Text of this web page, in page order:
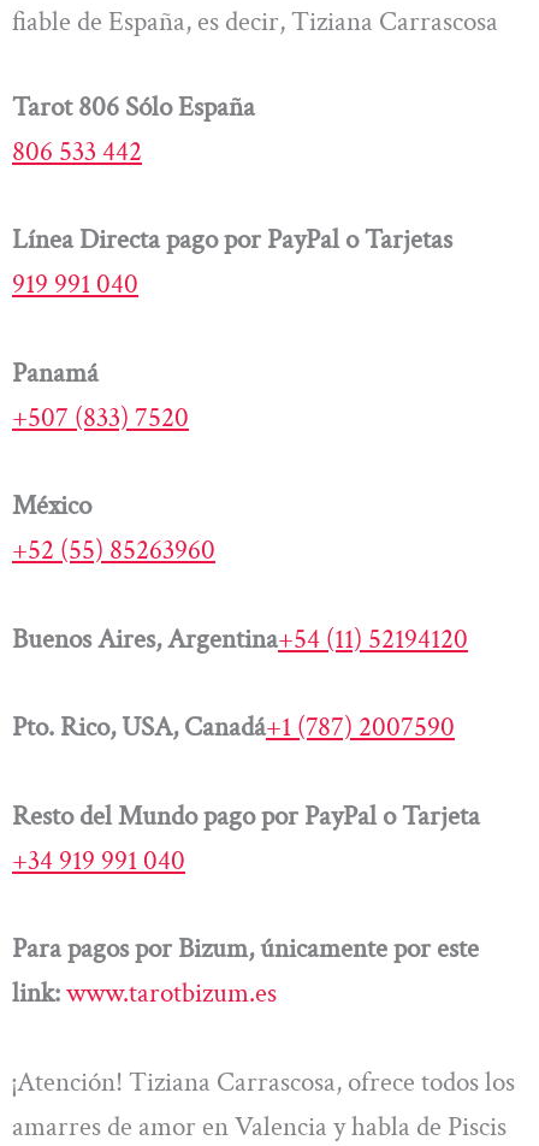
fiable de España, es decir, Tiziana Carrascosa
Tarot 806 Sólo España
806 533 442
Línea Directa pago por PayPal o Tarjetas
919 991 040
Panamá
+507 (833) 7520
México
+52 (55) 85263960
Buenos Aires, Argentina+54 (11) 52194120
Pto. Rico, USA, Canadá+1 (787) 2007590
Resto del Mundo pago por PayPal o Tarjeta
+34 919 991 040
Para pagos por Bizum, únicamente por este
link:www.tarotbizum.es
¡Atención! Tiziana Carrascosa, ofrece todos los
amarres de amor en Valencia y habla de Piscis